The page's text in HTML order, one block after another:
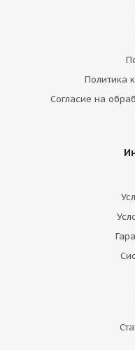
Политика
Согласие на